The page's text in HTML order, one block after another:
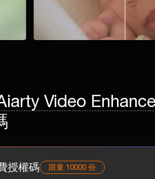
Video
授權碼 限量 10000 份